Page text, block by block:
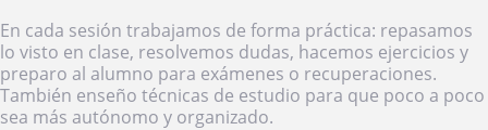
En cada sesión trabajamos de forma práctica: repasamos
lo visto en clase, resolvemos dudas, hacemos ejercicios y
preparo al alumno para exámenes o recuperaciones.
También enseño técnicas de estudio para que poco a poco
sea más autónomo y organizado.